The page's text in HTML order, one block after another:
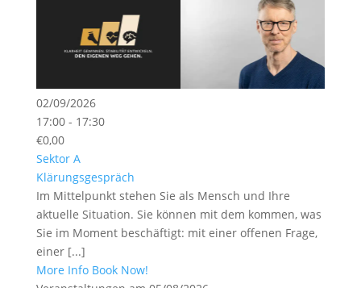
02/09/2026
17:00 - 17:30
€0,00
Sektor A
Klärungsgespräch
Im Mittelpunkt stehen Sie als Mensch und Ihre
aktuelle Situation. Sie können mit dem kommen, was
Sie im Moment beschäftigt: mit einer offenen Frage,
einer [...]
More Info Book Now!